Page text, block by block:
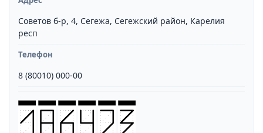
Советов б-р, 4, Сегежа, Сегежский район, Карелия
респ
Телефон
8 (80010) 000-00